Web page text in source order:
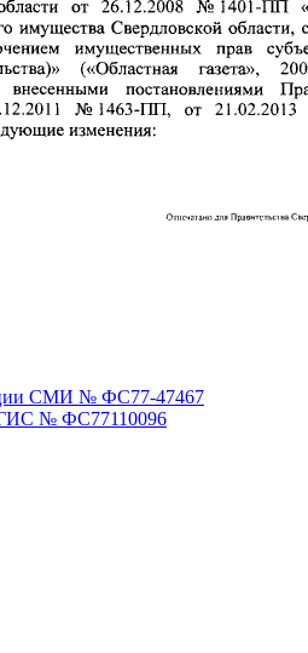
СМИ № ФС77-47467
№ ФС77110096